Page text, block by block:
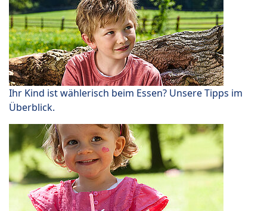
Ihr Kind ist wählerisch beim Essen? Unsere Tipps im
Überblick.